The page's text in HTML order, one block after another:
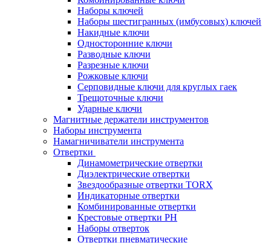
Наборы ключей
Наборы шестигранных (имбусовых) ключей
Накидные ключи
Односторонние ключи
Разводные ключи
Разрезные ключи
Рожковые ключи
Серповидные ключи для круглых гаек
Трещоточные ключи
Ударные ключи
Магнитные держатели инструментов
Наборы инструмента
Намагничиватели инструмента
Отвертки
Динамометрические отвертки
Диэлектрические отвертки
Звездообразные отвертки TORX
Индикаторные отвертки
Комбинированные отвертки
Крестовые отвертки PH
Наборы отверток
Отвертки пневматические